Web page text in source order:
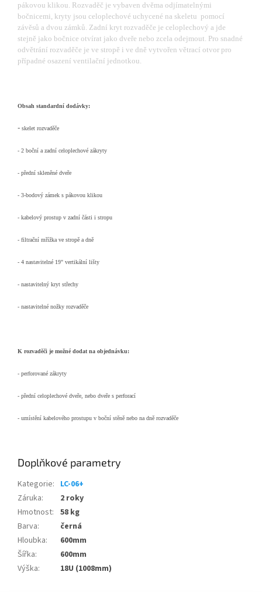
pákovou klikou. Rozvaděč je vybaven dvěma odjímatelnými
bočnicemi, kryty jsou celoplechové uchycené na skeletu pomocí
závěsů a dvou zámků. Zadní kryt rozvaděče je celoplechový a jde
stejně jako bočnice otvírat jako dveře nebo zcela odejmout. Pro snadné
odvětrání rozvaděče je ve stropě i ve dně vytvořen větrací otvor pro
případné osazení ventilační jednotkou.
Obsah standardní dodávky:
- skelet rozvaděče
- 2 boční a zadní celoplechové zákryty
- přední skleněné dveře
- 3-bodový zámek s pákovou klikou
- kabelový prostup v zadní části i stropu
- filtrační mřížka ve stropě a dně
- 4 nastavitelné 19" vertikální lišty
- nastavitelný kryt střechy
- nastavitelné nožky rozvaděče
K rozvaděči je možné dodat na objednávku:
- perforované zákryty
- přední celoplechové dveře, nebo dveře s perforací
- umístění kabelového prostupu v boční stěně nebo na dně rozvaděče
Doplňkové parametry
Kategorie: LC-06+
Záruka:
2 roky
Hmotnost: 58 kg
Barva:
černá
Hloubka:
600mm
Šířka:
600mm
Výška: 18U (1008mm)